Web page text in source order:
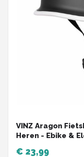
VINZ Aragon
Heren - Ebike &
€ 23,99